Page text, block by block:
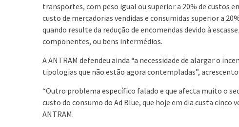
transportes, com peso igual ou superior a 20% de custos
custo de mercadorias vendidas e consumidas superior a
quando resulte da redução de encomendas devido à
componentes, ou bens intermédios.
A ANTRAM defendeu ainda “a necessidade de alargar o
tipologias que não estão agora contempladas”,
“Outro problema específico falado e que afecta muito o
custo do consumo do Ad Blue, que hoje em dia custa cinco
ANTRAM.